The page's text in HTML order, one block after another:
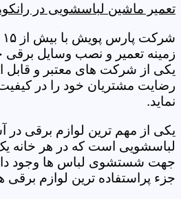
تعمیر ماشین لباسشویی در
زمینه تعمیر و نصب وسایل برقی
یکی از شرکت های معتبر و قابل
رضایت مشتریان خود را در
نماید.
یکی از مهم ترین لوازم برقی در
لباسشویی است که در هر خانه
جهت شستشوی لباس ها وجود
جزء پراستفاده ترین لوازم برقی